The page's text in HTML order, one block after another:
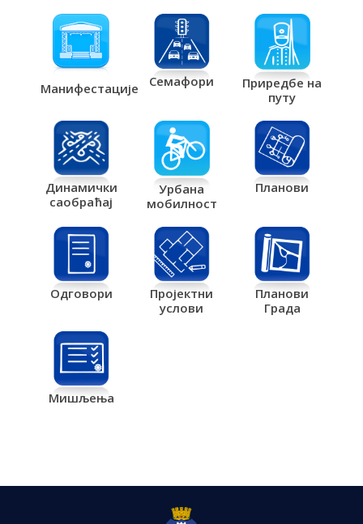
Манифестације Семафори
Приредбе на
путу
Динамички
саобраћај
Урбана
мобилност
Планови
Одговори
Пројектни
услови
Планови
Града
Мишљења